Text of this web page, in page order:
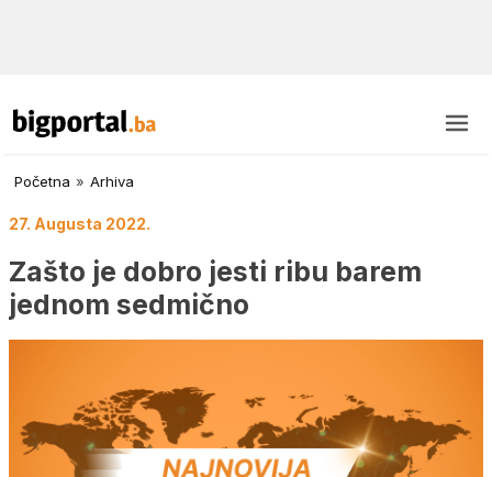
Početna » Arhiva
27. Augusta 2022.
Zašto je dobro jesti ribu barem
jednom sedmično